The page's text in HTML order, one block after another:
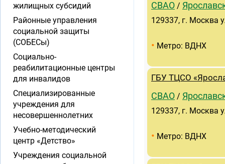
СВАО /
129337, г. Москва
• Метро: ВДНХ
ГБУ ТЦСО
СВАО /
129337, г. Москва
• Метро: ВДНХ
жилищных субсидий
Районные управления
социальной защиты
(СОБЕСы)
Социально-
реабилитационные центры
для инвалидов
Специализированные
учреждения для
несовершеннолетних
Учебно-методический
центр «Детство»
Учреждения социальной